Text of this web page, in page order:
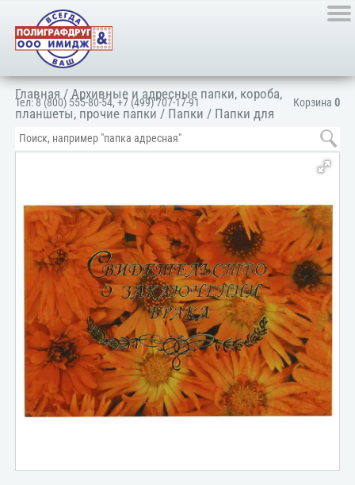
Корзина 0
Тел:8 (800) 555-80-54,+7 (499) 707-17-91
Главная /Архивные и адресные папки, короба,
планшеты, прочие папки / Папки / Папки для
документов/Для личных документов